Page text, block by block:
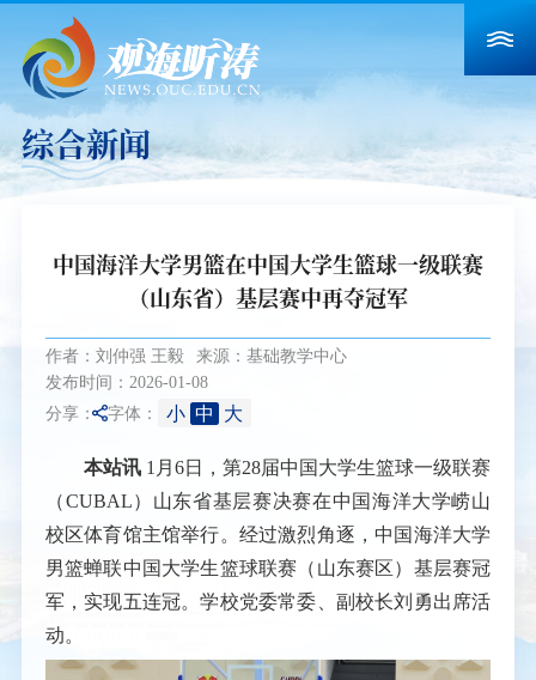
综合新闻
中国海洋大学男篮在中国大学生篮球一级联赛
（山东省）基层赛中再夺冠军
作者：刘仲强 王毅
来源：基础教学中心
发布时间：2026-01-08
分享： 字体： 小 中 大
本站讯1月6日，第28届中国大学生篮球一级联赛
（CUBAL）山东省基层赛决赛在中国海洋大学崂山
校区体育馆主馆举行。经过激烈角逐，中国海洋大学
男篮蝉联中国大学生篮球联赛（山东赛区）基层赛冠
军，实现五连冠。学校党委常委、副校长刘勇出席活
动。